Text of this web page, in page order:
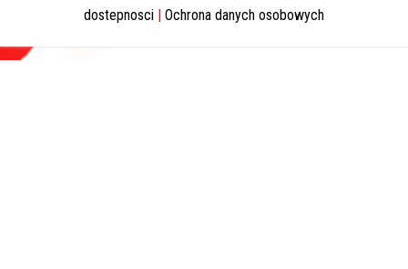
dostepnosci
Ochrona danych osobowych